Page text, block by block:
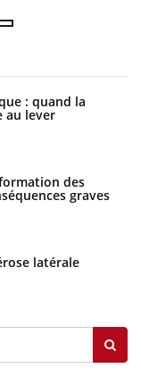
: quand la
au lever
des
graves
latérale